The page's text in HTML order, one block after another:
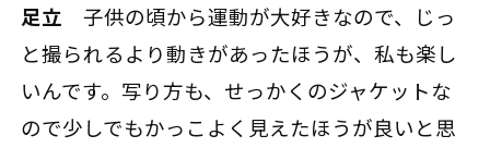
足立 子供の頃から運動が大好きなので、じっ
と撮られるより動きがあったほうが、私も楽し
いんです。写り方も、せっかくのジャケットな
ので少しでもかっこよく見えたほうが良いと思